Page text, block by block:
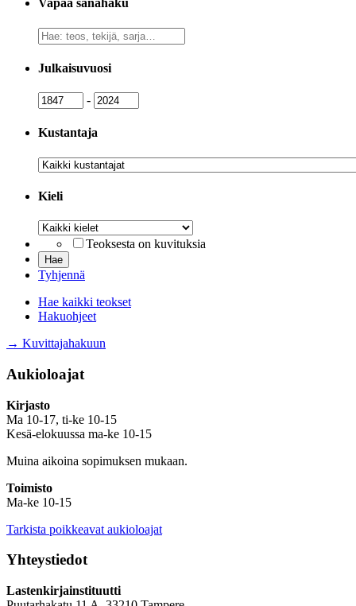
Vapaa sanahaku
Vapaa
sanahaku
Julkaisuvuosi
Julkaisuvuosi
- Julkaisuvuosi
Kustantaja
Kustantaja
Kieli
Kieli
Teoksesta on kuvituksia
Tyhjennä
Hae kaikki teokset
Hakuohjeet
→ Kuvittajahakuun
Aukioloajat
Kirjasto
Ma 10-17, ti-ke 10-15
Kesä-elokuussa ma-ke 10-15
Muina aikoina sopimuksen mukaan.
Toimisto
Ma-ke 10-15
Tarkista poikkeavat aukioloajat
Yhteystiedot
Lastenkirjainstituutti